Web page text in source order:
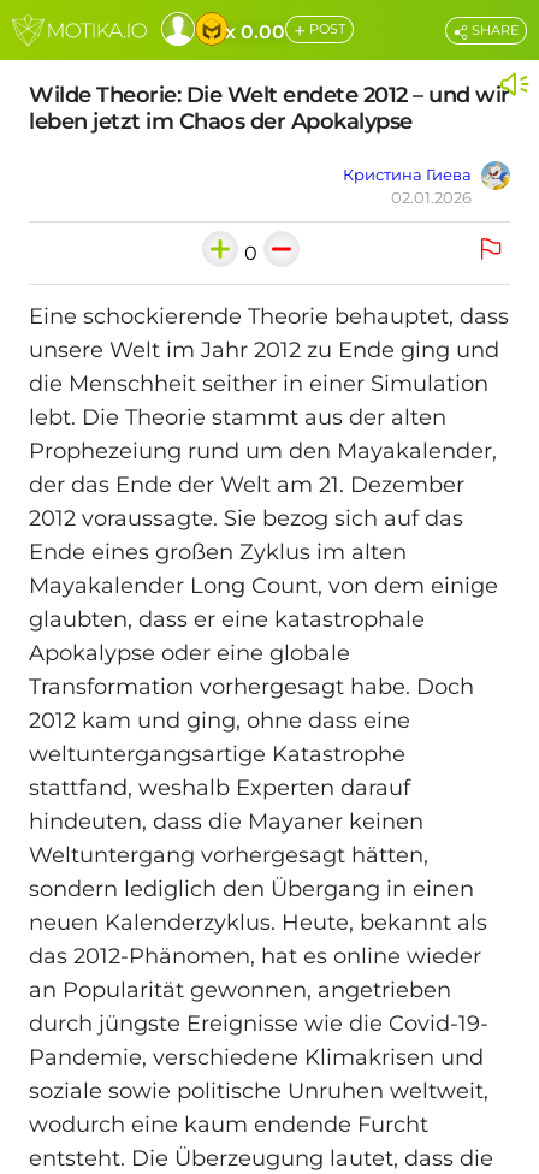
x 0.00 + POST
Wilde Theorie: Die Welt endete 2012 – und wir
leben jetzt im Chaos der Apokalypse
Кристина Гиева
02.01.2026
SHARE
0
Eine schockierende Theorie behauptet, dass
unsere Welt im Jahr 2012 zu Ende ging und
die Menschheit seither in einer Simulation
lebt. Die Theorie stammt aus der alten
Prophezeiung rund um den Mayakalender,
der das Ende der Welt am 21. Dezember
2012 voraussagte. Sie bezog sich auf das
Ende eines großen Zyklus im alten
Mayakalender Long Count, von dem einige
glaubten, dass er eine katastrophale
Apokalypse oder eine globale
Transformation vorhergesagt habe. Doch
2012 kam und ging, ohne dass eine
weltuntergangsartige Katastrophe
stattfand, weshalb Experten darauf
hindeuten, dass die Mayaner keinen
Weltuntergang vorhergesagt hätten,
sondern lediglich den Übergang in einen
neuen Kalenderzyklus. Heute, bekannt als
das 2012-Phänomen, hat es online wieder
an Popularität gewonnen, angetrieben
durch jüngste Ereignisse wie die Covid-19-
Pandemie, verschiedene Klimakrisen und
soziale sowie politische Unruhen weltweit,
wodurch eine kaum endende Furcht
entsteht. Die Überzeugung lautet, dass die